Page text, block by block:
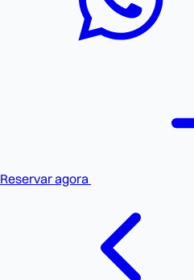
Reservar agora